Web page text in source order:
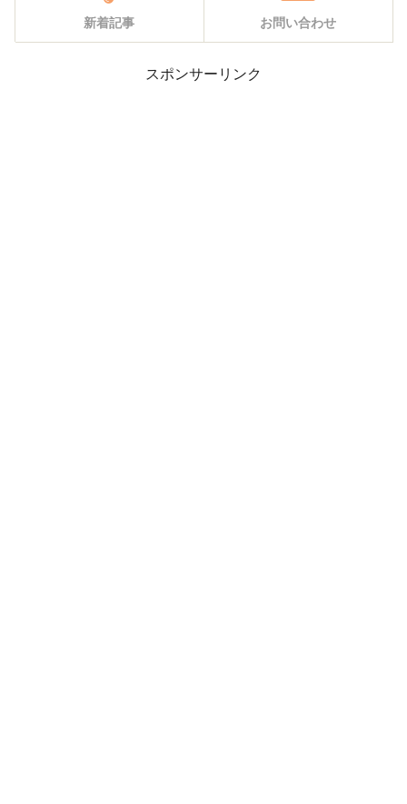
新着記事 お問い合わせ
スポンサーリンク